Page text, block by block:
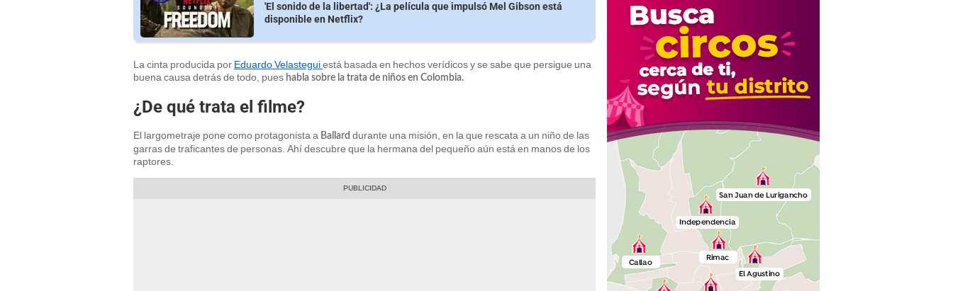
'El sonido de la libertad': ¿La película que impulsó Mel Gibson está
disponible en Netflix?
La cinta producida por Eduardo Velasteguiestá basada en hechos verídicos y se sabe que persigue una
buena causa detrás de todo, pues habla sobre la trata de niños en Colombia.
¿De qué trata el filme?
El largometraje pone como protagonista a Ballard durante una misión, en la que rescata a un niño de las
garras de traficantes de personas. Ahí descubre que la hermana del pequeño aún está en manos de los
raptores.